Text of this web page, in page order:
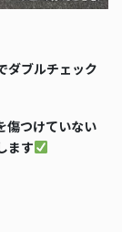
ダブルチェック
傷つけていない
ます